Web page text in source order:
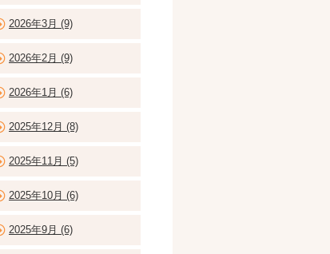
2026年3月 (9)
2026年2月 (9)
2026年1月 (6)
2025年12月 (8)
2025年11月 (5)
2025年10月 (6)
2025年9月 (6)